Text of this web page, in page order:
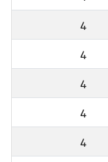
4
4
4
4
4